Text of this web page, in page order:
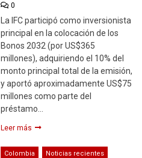
0
La IFC participó como inversionista
principal en la colocación de los
Bonos 2032 (por US$365
millones), adquiriendo el 10% del
monto principal total de la emisión,
y aportó aproximadamente US$75
millones como parte del
préstamo…
Leer más
Colombia Noticias recientes